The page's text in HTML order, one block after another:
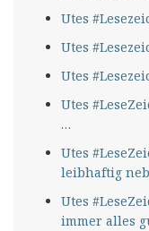
Utes
Utes
Utes
Utes
…
Utes
leibhaftig
Utes
immer alles